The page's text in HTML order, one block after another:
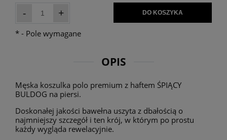
- + DO KOSZYKA
* - Pole wymagane
OPIS
Męska koszulka polo premium z haftem ŚPIĄCY
BULDOG na piersi.
Doskonałej jakości bawełna uszyta z dbałością o
najmniejszy szczegół i ten krój, w którym po prostu
każdy wygląda rewelacyjnie.